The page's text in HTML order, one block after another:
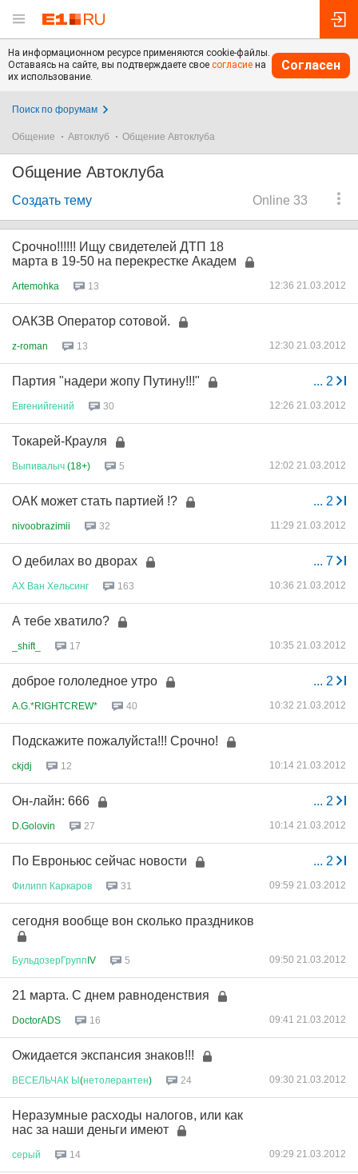
На информационном ресурсе применяются cookie-файлы.
Оставаясь на сайте, вы подтверждаете свое согласие на
их использование.
Согласен
Поиск по форумам
Общение Автоклуб Общение Автоклуба
Общение Автоклуба
Online 33
Создать тему
Срочно!!!!!! Ищу свидетелей ДТП 18
марта в 19-50 на перекрестке Академ
Artemohka 13 12:36 21.03.2012
ОАКЗВ Оператор сотовой.
z-roman 13 12:30 21.03.2012
... 2
Партия "надери жопу Путину!!!"
Евгенийгений 30 12:26 21.03.2012
Токарей-Крауля
Выпивалыч (18+) 5 12:02 21.03.2012
... 2
ОАК может стать партией !?
nivoobrazimii 32 11:29 21.03.2012
... 7
О дебилах во дворах
АХ Ван Хельсинг 163 10:36 21.03.2012
А тебе хватило?
_shift_ 17 10:35 21.03.2012
... 2
доброе гололедное утро
A.G.*RIGHTCREW* 40 10:32 21.03.2012
Подскажите пожалуйста!!! Срочно!
ckjdj 12 10:14 21.03.2012
... 2
Он-лайн: 666
D.Golovin 27 10:14 21.03.2012
... 2
По Евроньюс сейчас новости
Филипп Каркаров 31 09:59 21.03.2012
сегодня вообще вон сколько праздников
БульдозерГруппIV 5 09:50 21.03.2012
21 марта. С днем равноденствия
DoctorADS 16 09:41 21.03.2012
Ожидается экспансия знаков!!!
ВЕСЕЛЬЧАК Ы(нетолерантен) 24 09:30 21.03.2012
Неразумные расходы налогов, или как
нас за наши деньги имеют
серый 14 09:29 21.03.2012